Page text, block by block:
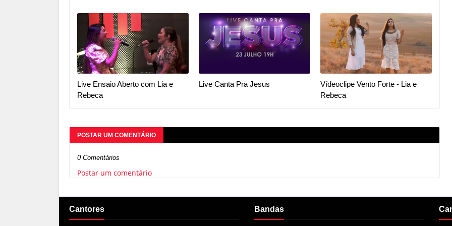
Live Ensaio Aberto com Lia e
Rebeca
Live Canta Pra Jesus
Vídeoclipe Vento Forte - Lia e
Rebeca
POSTAR UM COMENTÁRIO
0 Comentários
Postar um comentário
Cantores Bandas